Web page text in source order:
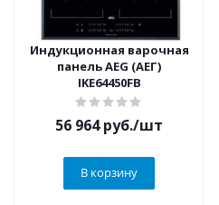
Индукционная варочная
панель AEG (АЕГ)
IKE64450FB
56 964руб./шт
В корзину